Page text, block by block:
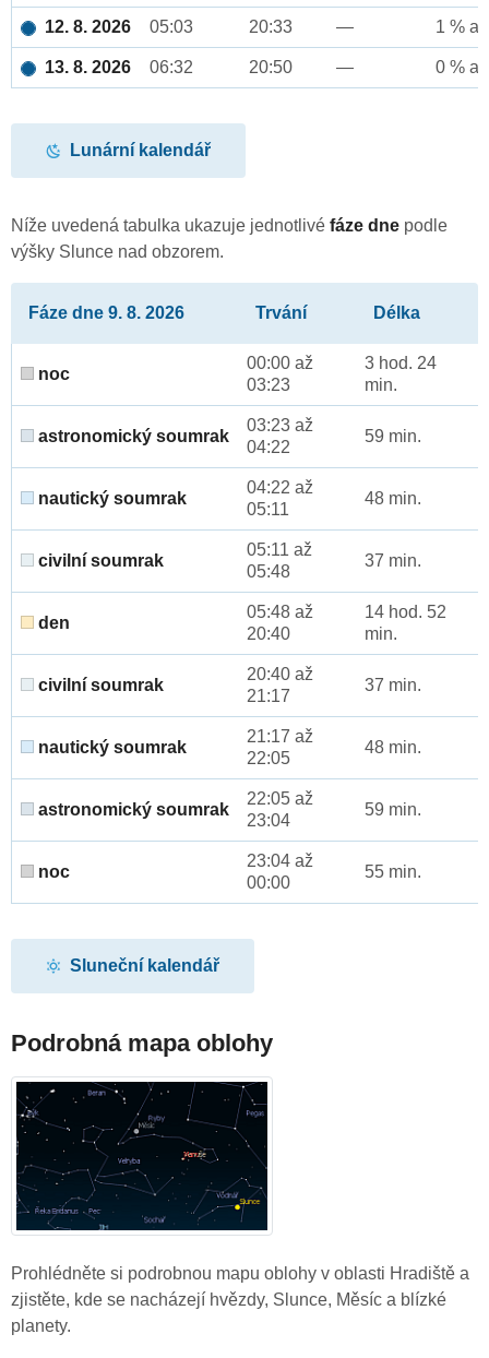
12. 8. 2026 05:03 20:33 — 1 %
13. 8. 2026 06:32 20:50 — 0 %
Lunární kalendář
Níže uvedená tabulka ukazuje jednotlivé fáze dne podle
výšky Slunce nad obzorem.
Fáze dne 9. 8. 2026 Trvání Délka
noc
00:00 až
03:23
3 hod. 24
min.
astronomický soumrak
03:23 až
04:22
59 min.
nautický soumrak
04:22 až
05:11
48 min.
civilní soumrak
05:11 až
05:48
37 min.
den
05:48 až
20:40
14 hod. 52
min.
civilní soumrak
20:40 až
21:17
37 min.
nautický soumrak
21:17 až
22:05
48 min.
astronomický soumrak
22:05 až
23:04
59 min.
noc
23:04 až
00:00
55 min.
Sluneční kalendář
Podrobná mapa oblohy
Prohlédněte si podrobnou mapu oblohy v oblasti Hradiště a
zjistěte, kde se nacházejí hvězdy, Slunce, Měsíc a blízké
planety.